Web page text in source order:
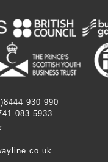
930 990
083-5933